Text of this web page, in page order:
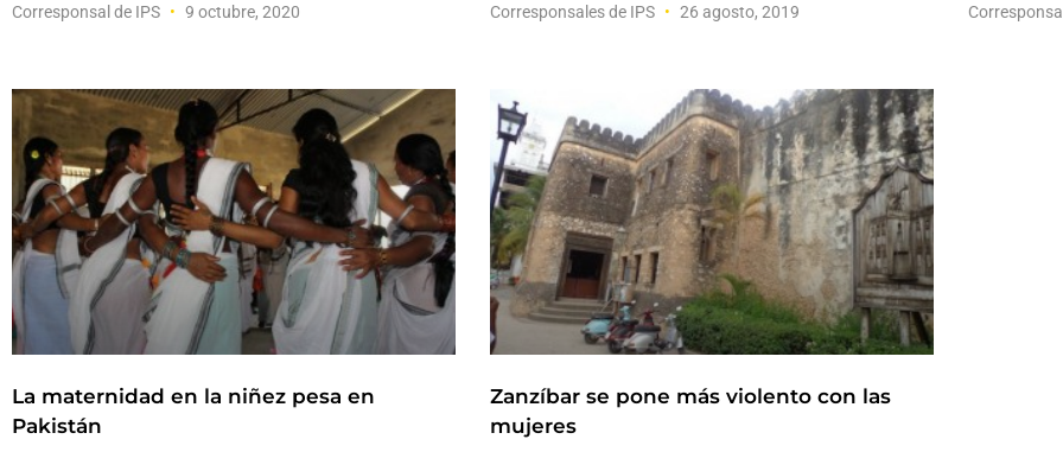
Corresponsal de IPS 9 octubre, 2020 Corresponsales de IPS 26 agosto, 2019
La maternidad en la niñez pesa en
Pakistán
Zanzíbar se pone más violento con las
mujeres